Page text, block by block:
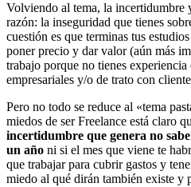
Volviendo al tema, la incertidumbre
razón: la inseguridad que tienes
cuestión es que terminas tus
poner precio y dar valor (aún más
trabajo porque no tienes experiencia
empresariales y/o de trato con
Pero no todo se reduce al «tema
miedos de ser Freelance está claro
incertidumbre que genera no
un año ni si el mes que viene te
que trabajar para cubrir gastos y
miedo al qué dirán también existe y